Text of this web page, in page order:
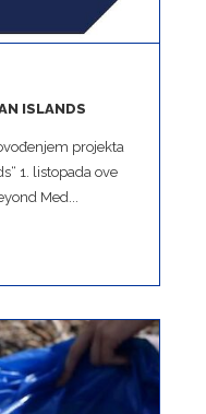
ISLANDS
projekta
1. listopada ove
Med...